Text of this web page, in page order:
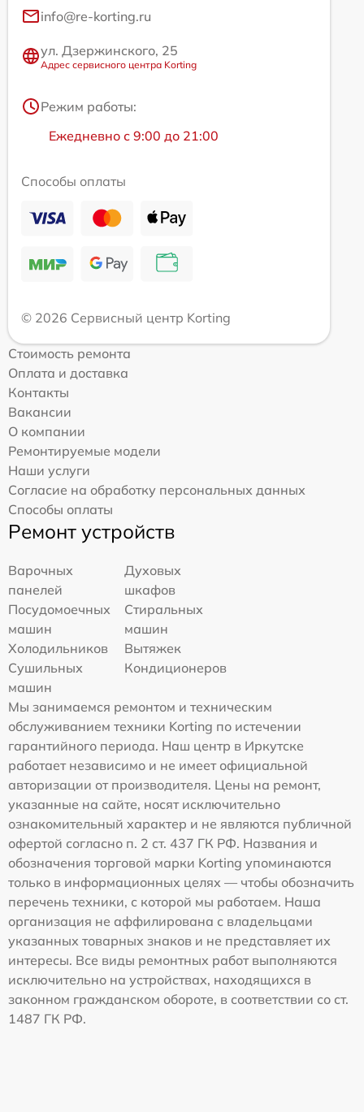
info@re-korting.ru
ул. Дзержинского, 25
Адрес сервисного центра Korting
Режим работы:
Ежедневно с 9:00 до 21:00
Способы оплаты
© 2026 Сервисный центр Korting
Стоимость ремонта
Оплата и доставка
Контакты
Вакансии
О компании
Ремонтируемые модели
Наши услуги
Согласие на обработку персональных данных
Способы оплаты
Ремонт устройств
Варочных
панелей
Духовых
шкафов
Посудомоечных
машин
Стиральных
машин
Холодильников
Вытяжек
Сушильных
машин
Кондиционеров
Мы занимаемся ремонтом и техническим
обслуживанием техники Korting по истечении
гарантийного периода. Наш центр в Иркутске
работает независимо и не имеет официальной
авторизации от производителя. Цены на ремонт,
указанные на сайте, носят исключительно
ознакомительный характер и не являются публичной
офертой согласно п. 2 ст. 437 ГК РФ. Названия и
обозначения торговой марки Korting упоминаются
только в информационных целях — чтобы обозначить
перечень техники, с которой мы работаем. Наша
организация не аффилирована с владельцами
указанных товарных знаков и не представляет их
интересы. Все виды ремонтных работ выполняются
исключительно на устройствах, находящихся в
законном гражданском обороте, в соответствии со ст.
1487 ГК РФ.